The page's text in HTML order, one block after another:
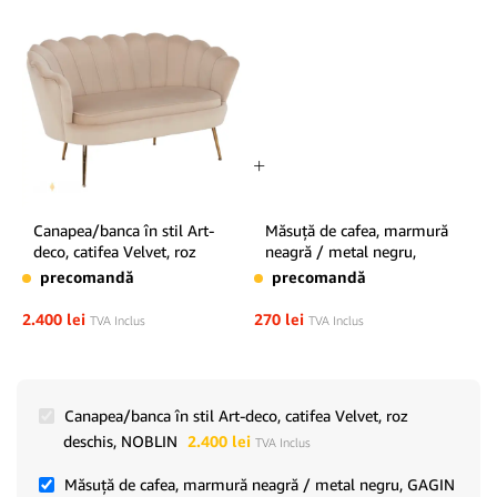
Canapea/banca în stil Art-
deco, catifea Velvet, roz
deschis, NOBLIN
precomandă
2.400 lei TVA Inclus
Măsuţă de cafea, marmură
neagră / metal negru,
GAGIN
precomandă
270 lei TVA Inclus
Canapea/banca în stil Art-deco, catifea Velvet, roz
deschis, NOBLIN 2.400 lei TVA Inclus
Măsuţă de cafea, marmură neagră / metal negru, GAGIN